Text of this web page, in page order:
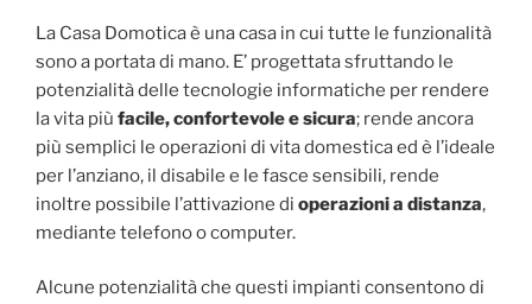
La Casa Domotica è una casa in cui tutte le funzionalità
sono a portata di mano. E’ progettata sfruttando le
potenzialità delle tecnologie informatiche per rendere
la vita più facile, confortevole e sicura; rende ancora
più semplici le operazioni di vita domestica ed è l’ideale
per l’anziano, il disabile e le fasce sensibili, rende
inoltre possibile l’attivazione di operazioni a distanza,
mediante telefono o computer.
Alcune potenzialità che questi impianti consentono di